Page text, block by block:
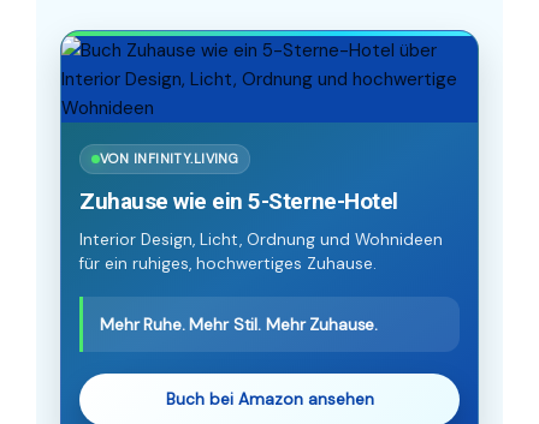
VON INFINITY.LIVING
Zuhause wie ein 5-Sterne-Hotel
Interior Design, Licht, Ordnung und Wohnideen
für ein ruhiges, hochwertiges Zuhause.
Mehr Ruhe. Mehr Stil. Mehr Zuhause.
Buch bei Amazon ansehen